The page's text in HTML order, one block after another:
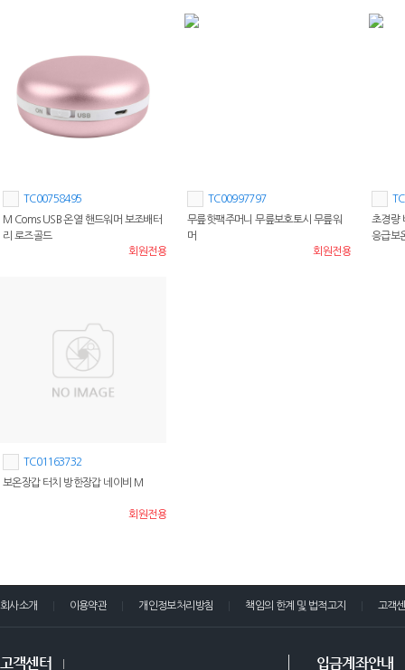
TC00758495
M Coms USB 온열 핸드워머 보조배터
리 로즈골드
회원전용
TC00997797
무릎핫팩주머니 무릎보호토시 무릎워
머
회원전용
초경량
응급보
TC01163732
보온장갑 터치 방한장갑 네이비 M
회원전용
회사소개 이용약관 개인정보처리방침 책임의 한계 및 법적고지 고객
고객센터 입금계좌안내